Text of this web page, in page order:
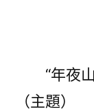
“年夜
（主題）